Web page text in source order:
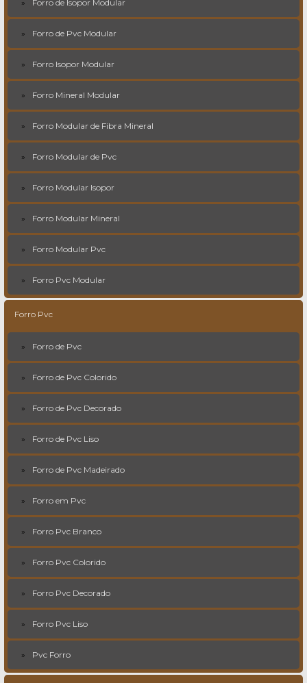
Forro de Isopor Modular
Forro de Pvc Modular
Forro Isopor Modular
Forro Mineral Modular
Forro Modular de Fibra Mineral
Forro Modular de Pvc
Forro Modular Isopor
Forro Modular Mineral
Forro Modular Pvc
Forro Pvc Modular
Forro Pvc
Forro de Pvc
Forro de Pvc Colorido
Forro de Pvc Decorado
Forro de Pvc Liso
Forro de Pvc Madeirado
Forro em Pvc
Forro Pvc Branco
Forro Pvc Colorido
Forro Pvc Decorado
Forro Pvc Liso
Pvc Forro